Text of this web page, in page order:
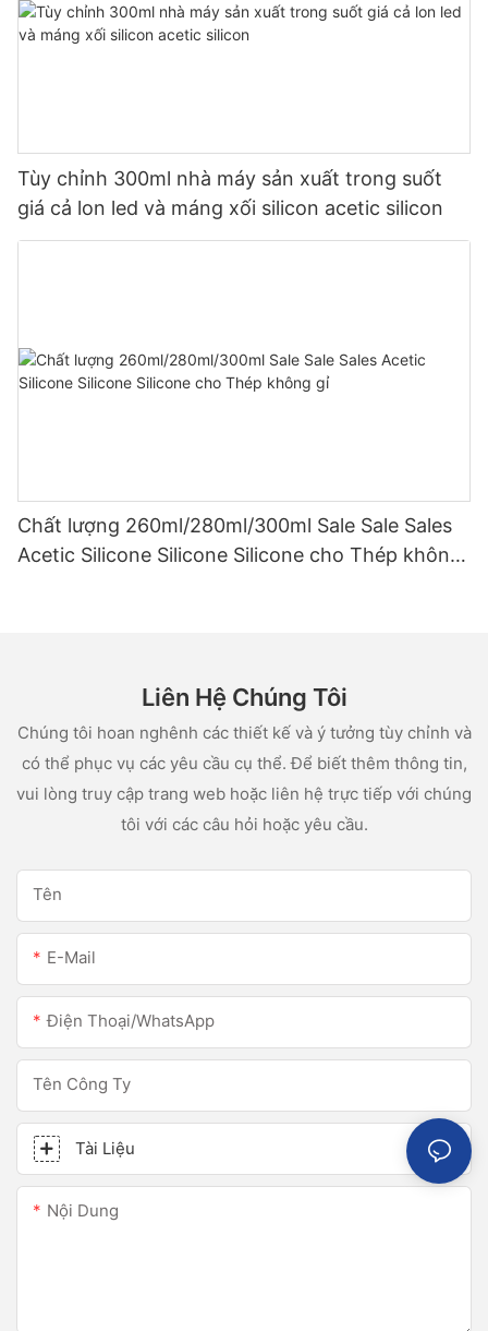
Tùy chỉnh 300ml nhà máy sản xuất trong suốt
giá cả lon led và máng xối silicon acetic silicon
Chất lượng 260ml/280ml/300ml Sale Sale Sales
Acetic Silicone Silicone Silicone cho Thép không
Liên Hệ Chúng Tôi
Chúng tôi hoan nghênh các thiết kế và ý tưởng tùy chỉnh và
có thể phục vụ các yêu cầu cụ thể. Để biết thêm thông tin,
vui lòng truy cập trang web hoặc liên hệ trực tiếp với chúng
tôi với các câu hỏi hoặc yêu cầu.
Tên
E-Mail
Điện Thoại/WhatsApp
Tên Công Ty
Tài Liệu
Nội Dung